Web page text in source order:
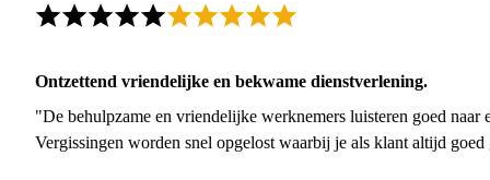
Ontzettend vriendelijke en bekwame dienstverlening.
"De behulpzame en vriendelijke werknemers luisteren goed naar
Vergissingen worden snel opgelost waarbij je als klant altijd